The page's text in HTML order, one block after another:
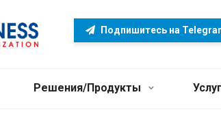
Подпишитесь на
Решения/Продукты